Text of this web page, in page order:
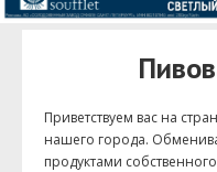
Приветствуем ваc на
нашего города.
продуктами